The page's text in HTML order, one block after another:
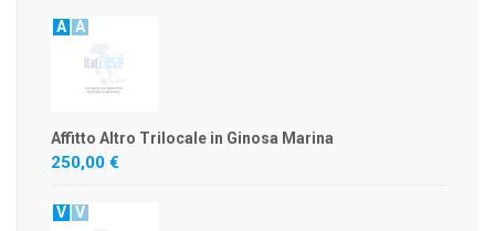
A A
Affitto Altro Trilocale in Ginosa Marina
250,00 €
V V